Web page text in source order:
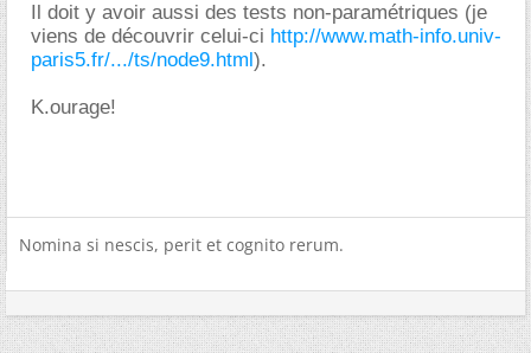
Il doit y avoir aussi des tests non-paramétriques (je
viens de découvrir celui-ci http://www.math-info.univ-
paris5.fr/.../ts/node9.html).
K.ourage!
Nomina si nescis, perit et cognito rerum.